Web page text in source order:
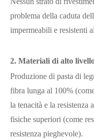
problema della caduta
impermeabili e resistenti
2. Materiali di alto
Produzione di pasta di
fibra lunga al 100%
la tenacità e la resistenza
fisiche superiori (come
resistenza pieghevole).